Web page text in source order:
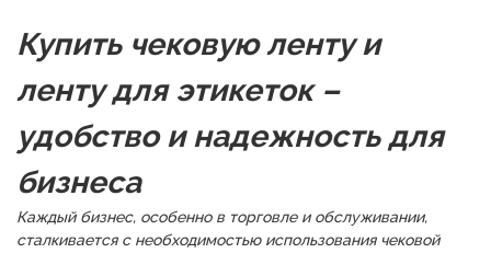
Купить чековую ленту и
ленту для этикеток –
удобство и надежность для
бизнеса
Каждый бизнес, особенно в торговле и обслуживании,
сталкивается с необходимостью использования чековой